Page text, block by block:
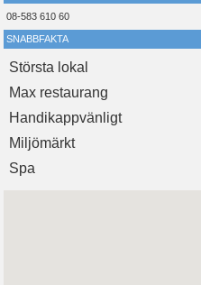
08-583 610 60
SNABBFAKTA
Största lokal
Max restaurang
Handikappvänligt
Miljömärkt
Spa